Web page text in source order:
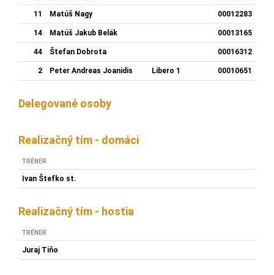
11 Matúš Nagy 00012283
14 Matúš Jakub Belák 00013165
44 Štefan Dobrota 00016312
2 Peter Andreas Joanidis Libero 1 00010651
Delegované osoby
Realizačný tím - domáci
TRÉNER
Ivan Štefko st.
Realizačný tím - hostia
TRÉNER
Juraj Tiňo